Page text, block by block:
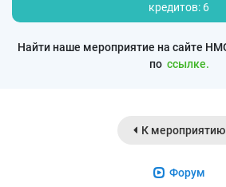
кредитов: 6
Найти наше мероприятие на сайте
по ссылке.
К мероприятию
Форум